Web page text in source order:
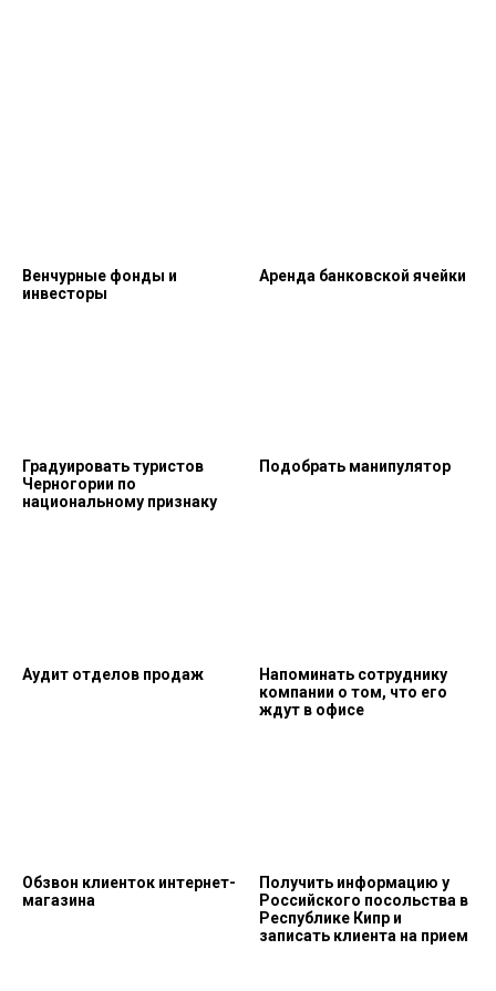
Венчурные фонды и
инвесторы
Аренда банковской ячейки
Градуировать туристов
Черногории по
национальному признаку
Подобрать манипулятор
Аудит отделов продаж
Напоминать сотруднику
компании о том, что его
ждут в офисе
Обзвон клиенток интернет-
магазина
Получить информацию у
Российского посольства в
Республике Кипр и
записать клиента на прием